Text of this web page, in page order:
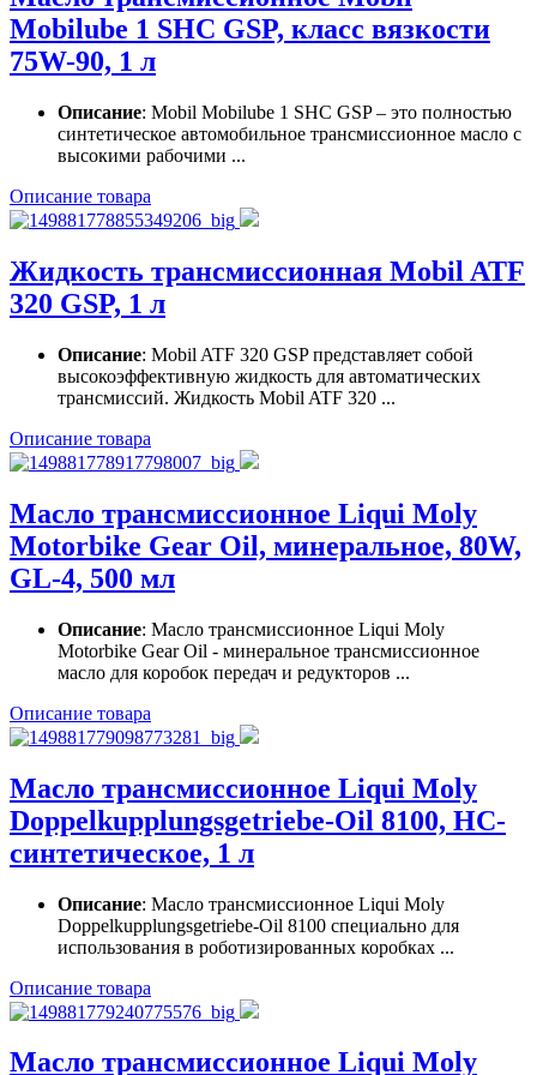
Mobilube 1 SHC GSP, класс вязкости
75W-90, 1 л
Описание: Mobil Mobilube 1 SHC GSP – это полностью
синтетическое автомобильное трансмиссионное масло с
высокими рабочими ...
Описание товара
Жидкость трансмиссионная Mobil ATF
320 GSP, 1 л
Описание: Mobil ATF 320 GSP представляет собой
высокоэффективную жидкость для автоматических
трансмиссий. Жидкость Mobil ATF 320 ...
Описание товара
Масло трансмиссионное Liqui Moly
Motorbike Gear Oil, минеральное, 80W,
GL-4, 500 мл
Описание: Масло трансмиссионное Liqui Moly
Motorbike Gear Oil - минеральное трансмиссионное
масло для коробок передач и редукторов ...
Описание товара
Масло трансмиссионное Liqui Moly
Doppelkupplungsgetriebe-Oil 8100, НС-
синтетическое, 1 л
Описание: Масло трансмиссионное Liqui Moly
Doppelkupplungsgetriebe-Oil 8100 специально для
использования в роботизированных коробках ...
Описание товара
Масло трансмиссионное Liqui Moly